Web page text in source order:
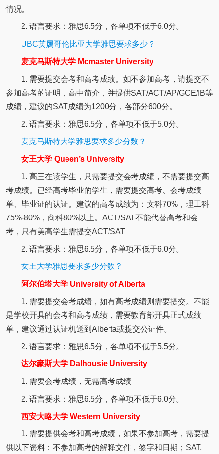
情况。
2. 语言要求：雅思6.5分，各单项不低于6.0分。
UBC英属哥伦比亚大学雅思要求多少？
麦克马斯特大学 Mcmaster University
1. 需要提交会考和高考成绩。如不参加高考，请提交不
参加高考的证明，高中简介，并提供SAT/ACT/AP/GCE/IB等
成绩，建议的SAT成绩为1200分，各部分600分。
2. 语言要求：雅思6.5分，各单项不低于5.0分。
麦克马斯特大学雅思要求多少分数？
女王大学 Queen’s University
1. 高三在读学生，只需要提交会考成绩，不需要提交高
考成绩。已经高考毕业的学生，需要提交高考、会考成绩
单、毕业证的认证。建议的高考成绩为：文科70%，理工科
75%-80%，商科80%以上。ACT/SAT不能代替高考和会
考，只有美高学生需提交ACT/SAT
2. 语言要求：雅思6.5分，各单项不低于6.0分。
女王大学雅思要求多少分数？
阿尔伯塔大学 University of Alberta
1. 需要提交会考成绩，如有高考成绩则需要提交。不能
是学校开具的会考和高考成绩，需要教育部开具正式成绩
单，建议通过认证机送到Alberta或提交公证件。
2. 语言要求：雅思6.5分，各单项不低于5.5分。
达尔豪斯大学 Dalhousie University
1. 需要会考成绩，无需高考成绩
2. 语言要求：雅思6.5分，各单项不低于6.0分。
西安大略大学 Western University
1. 需要提供会考和高考成绩，如果不参加高考，需要提
供以下资料：不参加高考的解释文件，签字和日期；SAT,